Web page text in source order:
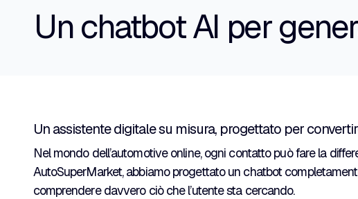
Un chatbot AI per
Un assistente digitale su misura, progettato per
Nel mondo dell’automotive online, ogni contatto può fare la
AutoSuperMarket, abbiamo progettato un chatbot
comprendere davvero ciò che l’utente sta cercando.